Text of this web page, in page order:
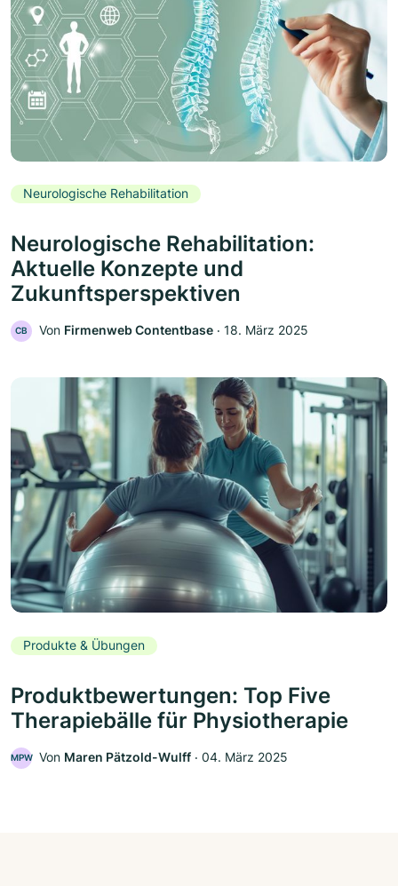
Neurologische Rehabilitation
Neurologische Rehabilitation:
Aktuelle Konzepte und
Zukunftsperspektiven
CB Von Firmenweb Contentbase ‧ 18. März 2025
Produkte & Übungen
Produktbewertungen: Top Five
Therapiebälle für Physiotherapie
MPW Von Maren Pätzold-Wulff ‧ 04. März 2025